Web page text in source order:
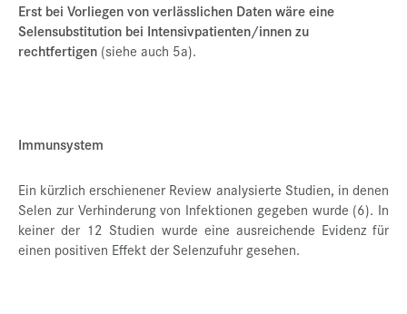
Erst bei Vorliegen von verlässlichen Daten wäre eine
Selensubstitution bei Intensivpatienten/innen zu
rechtfertigen (siehe auch 5a).
Immunsystem
Ein kürzlich erschienener Review analysierte Studien, in denen
Selen zur Verhinderung von Infektionen gegeben wurde (6). In
keiner der 12 Studien wurde eine ausreichende Evidenz für
einen positiven Effekt der Selenzufuhr gesehen.